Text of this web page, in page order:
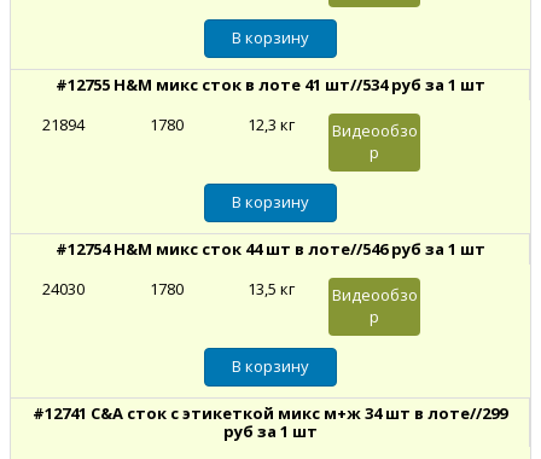
#12755 H&M микс сток в лоте 41 шт//534 руб за 1 шт
21894
1780 12,3 кг
Видеообзо
р
#12754 H&M микс сток 44 шт в лоте//546 руб за 1 шт
24030
1780 13,5 кг
Видеообзо
р
#12741 C&A сток с этикеткой микс м+ж 34 шт в лоте//299
руб за 1 шт